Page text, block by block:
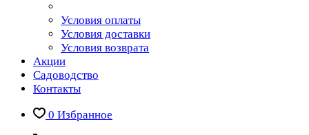
Условия оплаты
Условия доставки
Условия возврата
Акции
Садоводство
Контакты
0 Избранное